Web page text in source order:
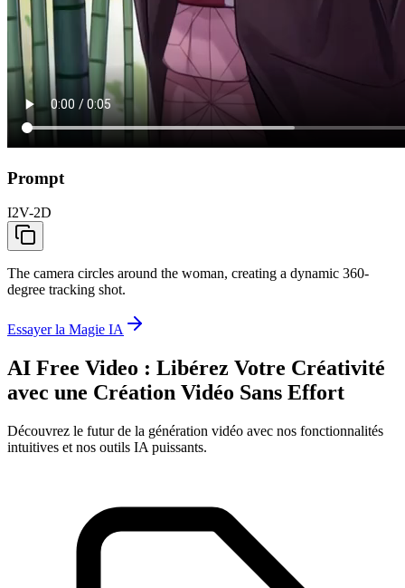
Prompt
I2V-2D
The camera circles around the woman, creating a dynamic 360-
degree tracking shot.
Essayer la Magie IA
AI Free Video : Libérez Votre Créativité
avec une Création Vidéo Sans Effort
Découvrez le futur de la génération vidéo avec nos fonctionnalités
intuitives et nos outils IA puissants.